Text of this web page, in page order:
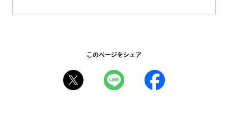
このページをシェア